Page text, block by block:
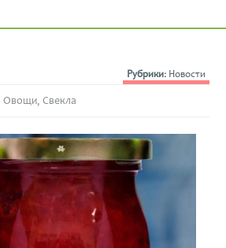
Рубрики: Новости
Овощи, Свекла